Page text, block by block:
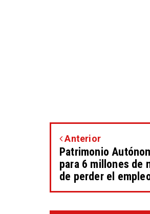
Anterior
Patrimonio
para 6 millones de
de perder el